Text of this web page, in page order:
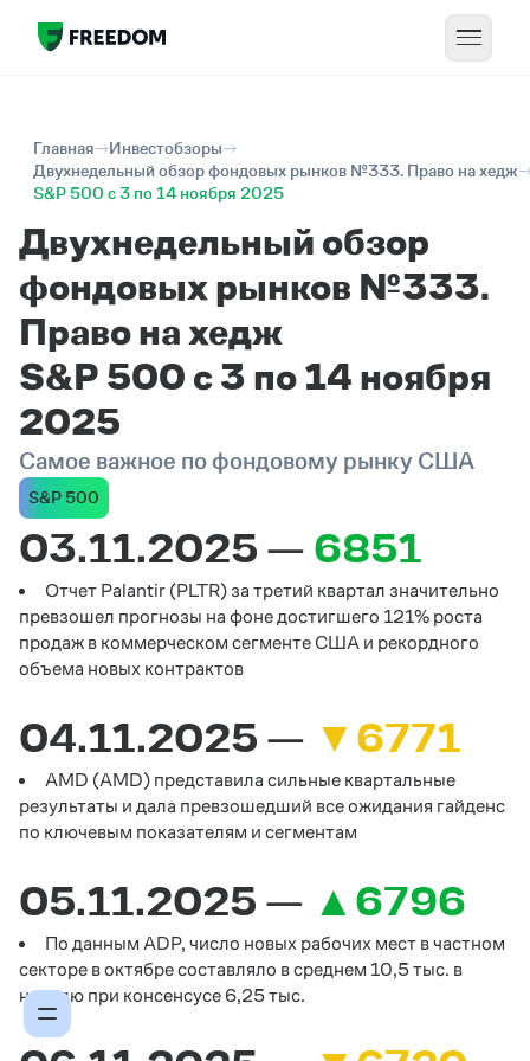
Главная
Инвестобзоры
Двухнедельный обзор фондовых рынков №333. Право на хедж
S&P 500 с 3 по 14 ноября 2025
Двухнедельный обзор
фондовых рынков №333.
Право на хедж
S&P 500 с 3 по 14 ноября
2025
Самое важное по фондовому рынку США
S&P 500
03.11.2025 — 6851
Отчет Palantir (PLTR) за третий квартал значительно
превзошел прогнозы на фоне достигшего 121% роста
продаж в коммерческом сегменте США и рекордного
объема новых контрактов
04.11.2025 — ▼6771
AMD (AMD) представила сильные квартальные
результаты и дала превзошедший все ожидания гайденс
по ключевым показателям и сегментам
05.11.2025 — ▲6796
По данным ADP, число новых рабочих мест в частном
секторе в октябре составляло в среднем 10,5 тыс. в
неделю при консенсусе 6,25 тыс.